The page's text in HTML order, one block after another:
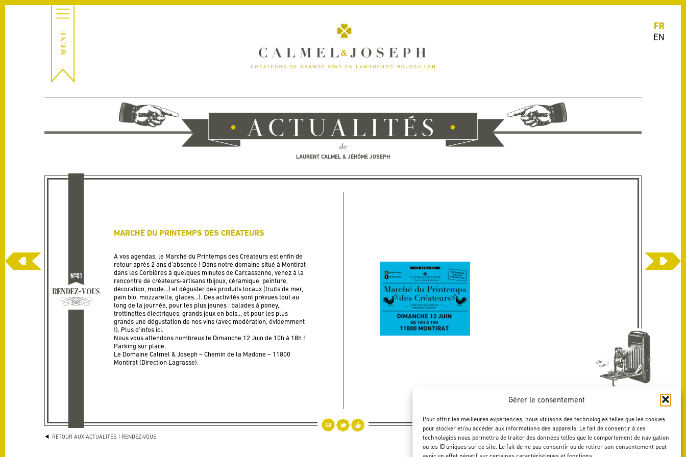
Gérer le consentement
Pour offrir les meilleures expériences, nous utilisons des technologies telles que les cookies
pour stocker et/ou accéder aux informations des appareils. Le fait de consentir à ces
technologies nous permettra de traiter des données telles que le comportement de navigation
ou les ID uniques sur ce site. Le fait de ne pas consentir ou de retirer son consentement peut
FR
EN
ACTUALITÉS
de
LAURENT CALMEL & JÉRÔME JOSEPH
MARCHÉ DU PRINTEMPS DES CRÉATEURS
A vos agendas, le Marché du Printemps des Créateurs est enfin de
retour après 2 ans d’absence ! Dans notre domaine situé à Montirat
dans les Corbières à quelques minutes de Carcassonne, venez à la
rencontre de créateurs-artisans (bijoux, céramique, peinture,
décoration, mode…) et déguster des produits locaux (fruits de mer,
pain bio, mozzarella, glaces…). Des activités sont prévues tout au
long de la journée, pour les plus jeunes : balades à poney,
trottinettes électriques, grands jeux en bois… et pour les plus
grands une dégustation de nos vins (avec modération, évidemment
!). Plus d’infos ici.
Nous vous attendons nombreux le Dimanche 12 Juin de 10h à 18h !
Parking sur place.
Le Domaine Calmel & Joseph – Chemin de la Madone – 11800
Montirat (Direction Lagrasse).
RETOUR AUX ACTUALITÉS | RENDEZ-VOUS